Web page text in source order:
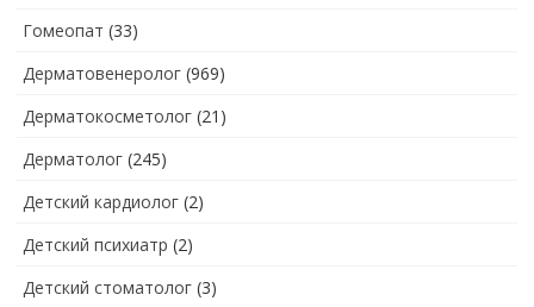
Гомеопат (33)
Дерматовенеролог (969)
Дерматокосметолог (21)
Дерматолог (245)
Детский кардиолог (2)
Детский психиатр (2)
Детский стоматолог (3)